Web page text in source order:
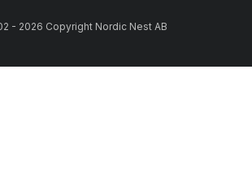
- 2026 Copyright Nordic Nest AB